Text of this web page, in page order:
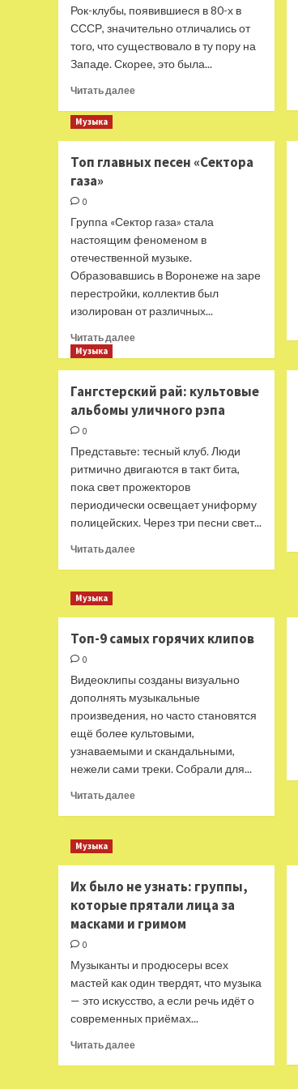
Рок-клубы, появившиеся в 80-х в
СССР, значительно отличались от
того, что существовало в ту пору на
Западе. Скорее, это была...
Читать далееПрочитать
Ростовский:
Музыка
Топ главных песен «Сектора
газа»
0
Группа «Сектор газа» стала
настоящим феноменом в
отечественной музыке.
Образовавшись в Воронеже на заре
перестройки, коллектив был
изолирован от различных...
Читать далееПрочитать
главных
песен
Музыка
Гангстерский рай: культовые
альбомы уличного рэпа
0
Представьте: тесный клуб. Люди
ритмично двигаются в такт бита,
пока свет прожекторов
периодически освещает униформу
полицейских. Через три песни свет...
Читать далееПрочитать
альбомы
Музыка
Топ-9 самых горячих клипов
0
Видеоклипы созданы визуально
дополнять музыкальные
произведения, но часто становятся
ещё более культовыми,
узнаваемыми и скандальными,
нежели сами треки. Собрали для...
Читать далееПрочитать
клипов
Музыка
Их было не узнать: группы,
которые прятали лица за
масками и гримом
0
Музыканты и продюсеры всех
мастей как один твердят, что музыка
— это искусство, а если речь идёт о
современных приёмах...
Читать далееПрочитать